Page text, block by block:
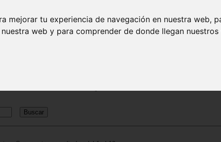
mejorar tu experiencia de navegación en nuestra web,
web y para comprender de donde llegan nuestros
adquisición de conocimientos